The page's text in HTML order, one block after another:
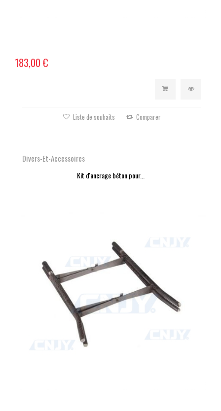
183,00 €
Liste de souhaits Comparer
Divers-Et-Accessoires
Kit d'ancrage béton pour...